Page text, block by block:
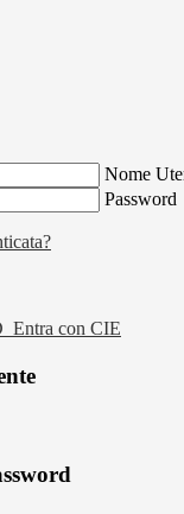
Nome
Password
Entra con CIE